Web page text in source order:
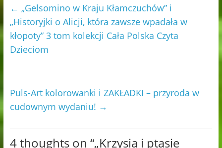
← „Gelsomino w Kraju Kłamczuchów” i
„Historyjki o Alicji, która zawsze wpadała w
kłopoty” 3 tom kolekcji Cała Polska Czyta
Dzieciom
Puls-Art kolorowanki i ZAKŁADKI – przyroda w
cudownym wydaniu! →
4 thoughts on “„Krzysia i ptasie